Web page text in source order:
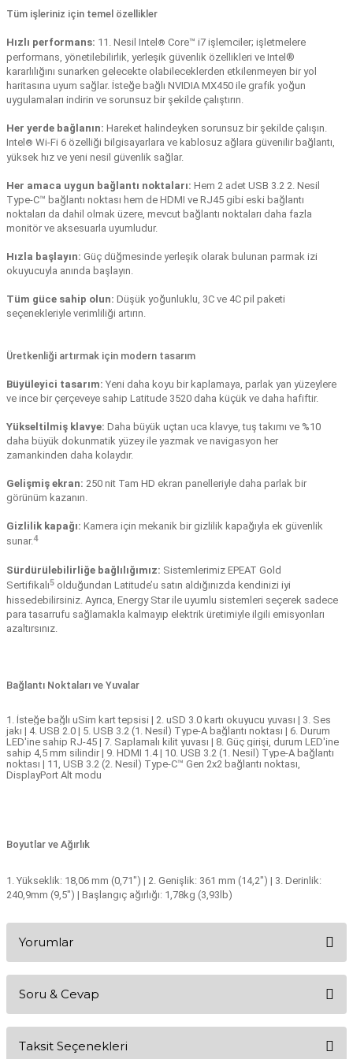
Tüm işleriniz için temel özellikler
Hızlı performans: 11. Nesil Intel ® Core™ i7 işlemciler; işletmelere
performans, yönetilebilirlik, yerleşik güvenlik özellikleri ve Intel®
kararlılığını sunarken gelecekte olabileceklerden etkilenmeyen bir yol
haritasına uyum sağlar. İsteğe bağlı NVIDIA MX450 ile grafik yoğun
uygulamaları indirin ve sorunsuz bir şekilde çalıştırın.
Her yerde bağlanın: Hareket halindeyken sorunsuz bir şekilde çalışın.
Intel ® Wi-Fi 6 özelliği bilgisayarlara ve kablosuz ağlara güvenilir bağlantı,
yüksek hız ve yeni nesil güvenlik sağlar.
Her amaca uygun bağlantı noktaları: Hem 2 adet USB 3.2 2. Nesil
Type-C™ bağlantı noktası hem de HDMI ve RJ45 gibi eski bağlantı
noktaları da dahil olmak üzere, mevcut bağlantı noktaları daha fazla
monitör ve aksesuarla uyumludur.
Hızla başlayın: Güç düğmesinde yerleşik olarak bulunan parmak izi
okuyucuyla anında başlayın.
Tüm güce sahip olun: Düşük yoğunluklu, 3C ve 4C pil paketi
seçenekleriyle verimliliği artırın.
Üretkenliği artırmak için modern tasarım
Büyüleyici tasarım: Yeni daha koyu bir kaplamaya, parlak yan yüzeylere
ve ince bir çerçeveye sahip Latitude 3520 daha küçük ve daha hafiftir.
Yükseltilmiş klavye: Daha büyük uçtan uca klavye, tuş takımı ve %10
daha büyük dokunmatik yüzey ile yazmak ve navigasyon her
zamankinden daha kolaydır.
Gelişmiş ekran: 250 nit Tam HD ekran panelleriyle daha parlak bir
görünüm kazanın.
Gizlilik kapağı: Kamera için mekanik bir gizlilik kapağıyla ek güvenlik
sunar.4
Sürdürülebilirliğe bağlılığımız: Sistemlerimiz EPEAT Gold
Sertifikalı5 olduğundan Latitude’u satın aldığınızda kendinizi iyi
hissedebilirsiniz. Ayrıca, Energy Star ile uyumlu sistemleri seçerek sadece
para tasarrufu sağlamakla kalmayıp elektrik üretimiyle ilgili emisyonları
azaltırsınız.
Bağlantı Noktaları ve Yuvalar
1. İsteğe bağlı uSim kart tepsisi | 2. uSD 3.0 kartı okuyucu yuvası | 3. Ses
jakı | 4. USB 2.0 | 5. USB 3.2 (1. Nesil) Type-A bağlantı noktası | 6. Durum
LED'ine sahip RJ-45 | 7. Saplamalı kilit yuvası | 8. Güç girişi, durum LED'ine
sahip 4,5 mm silindir | 9. HDMI 1.4 | 10. USB 3.2 (1. Nesil) Type-A bağlantı
noktası | 11, USB 3.2 (2. Nesil) Type-C™ Gen 2x2 bağlantı noktası,
DisplayPort Alt modu
Boyutlar ve Ağırlık
1. Yükseklik: 18,06 mm (0,71") | 2. Genişlik: 361 mm (14,2") | 3. Derinlik:
240,9mm (9,5") | Başlangıç ağırlığı: 1,78kg (3,93lb)
Yorumlar
Soru & Cevap
Taksit Seçenekleri